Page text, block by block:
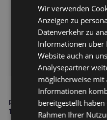
PAWZ Gummistiefel l schwarz
1St.
Wir verwenden
Anzeigen zu
Datenverkehr zu
Informationen über
Website auch an
Analysepartner
möglicherweise mit
Informationen
bereitgestellt
Rahmen Ihrer